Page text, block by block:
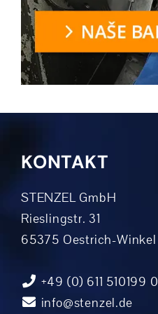
KONTAKT
STENZEL GmbH
Rieslingstr. 31
65375 Oestrich-Winkel
+49 (0) 611 510199 0
info@stenzel.de